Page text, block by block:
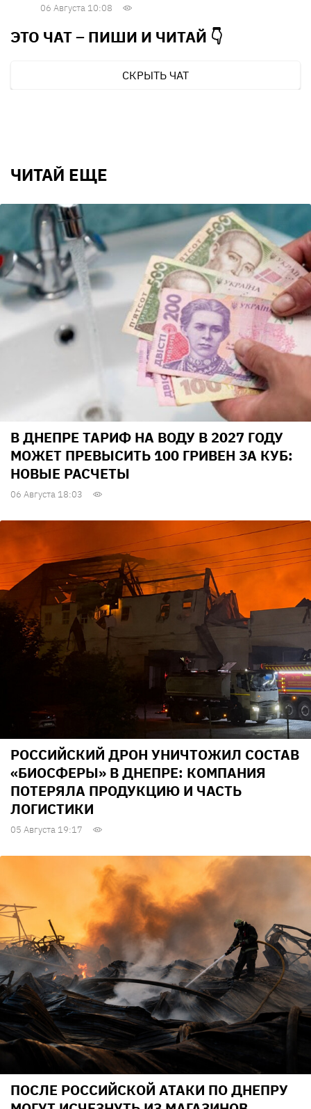
06 Августа 10:08
ЭТО ЧАТ – ПИШИ И ЧИТАЙ 👇
СКРЫТЬ ЧАТ
ЧИТАЙ ЕЩЕ
В ДНЕПРЕ ТАРИФ НА ВОДУ В 2027 ГОДУ
МОЖЕТ ПРЕВЫСИТЬ 100 ГРИВЕН ЗА КУБ:
НОВЫЕ РАСЧЕТЫ
06 Августа 18:03
РОССИЙСКИЙ ДРОН УНИЧТОЖИЛ СОСТАВ
«БИОСФЕРЫ» В ДНЕПРЕ: КОМПАНИЯ
ПОТЕРЯЛА ПРОДУКЦИЮ И ЧАСТЬ
ЛОГИСТИКИ
05 Августа 19:17
ПОСЛЕ РОССИЙСКОЙ АТАКИ ПО ДНЕПРУ